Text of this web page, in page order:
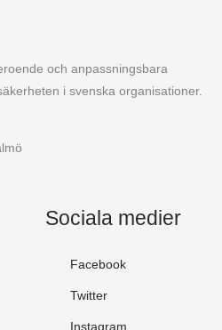
och anpassningsbara
i svenska organisationer.
Sociala medier
Facebook
Twitter
Instagram